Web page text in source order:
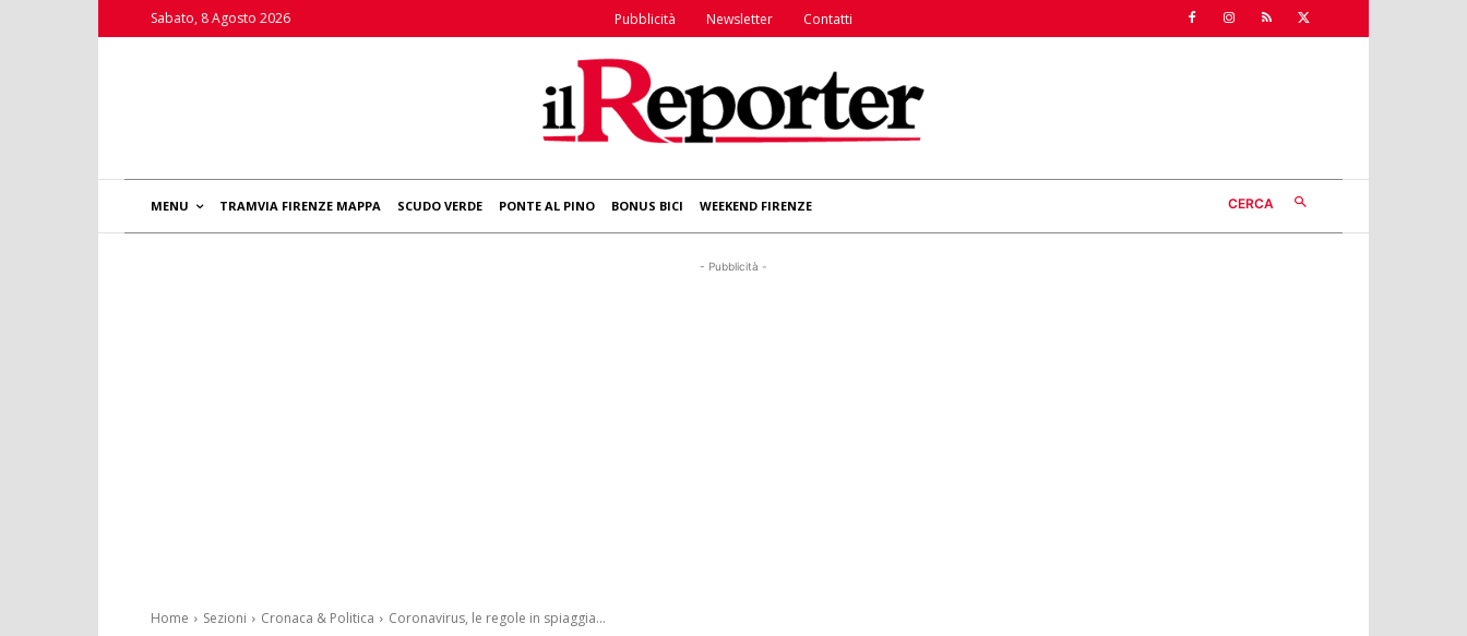
Sabato, 8 Agosto 2026 Pubblicità Newsletter Contatti
MENU TRAMVIA FIRENZE MAPPA SCUDO VERDE PONTE AL PINO BONUS BICI WEEKEND FIRENZE CERCA
- Pubblicità -
Home Sezioni Cronaca & Politica
Coronavirus, le regole in spiaggia...